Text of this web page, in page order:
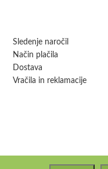
Sledenje naročil
Način plačila
Dostava
Vračila in reklamacije